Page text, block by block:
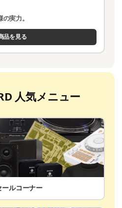
実力。
品を見る
人気メニュー
ールコーナー